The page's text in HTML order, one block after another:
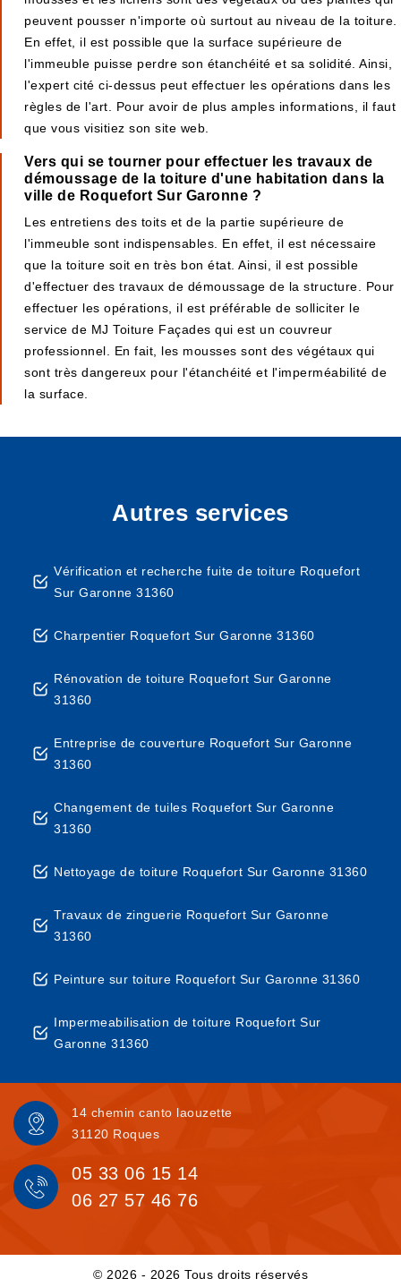
peuvent pousser n'importe où surtout au niveau de la toiture.
En effet, il est possible que la surface supérieure de
l'immeuble puisse perdre son étanchéité et sa solidité. Ainsi,
l'expert cité ci-dessus peut effectuer les opérations dans les
règles de l'art. Pour avoir de plus amples informations, il faut
que vous visitiez son site web.
Vers qui se tourner pour effectuer les travaux de
démoussage de la toiture d'une habitation dans la
ville de Roquefort Sur Garonne ?
Les entretiens des toits et de la partie supérieure de
l'immeuble sont indispensables. En effet, il est nécessaire
que la toiture soit en très bon état. Ainsi, il est possible
d'effectuer des travaux de démoussage de la structure. Pour
effectuer les opérations, il est préférable de solliciter le
service de MJ Toiture Façades qui est un couvreur
professionnel. En fait, les mousses sont des végétaux qui
sont très dangereux pour l'étanchéité et l'imperméabilité de
la surface.
Autres services
Vérification et recherche fuite de toiture Roquefort
Sur Garonne 31360
Charpentier Roquefort Sur Garonne 31360
Rénovation de toiture Roquefort Sur Garonne
31360
Entreprise de couverture Roquefort Sur Garonne
31360
Changement de tuiles Roquefort Sur Garonne
31360
Nettoyage de toiture Roquefort Sur Garonne 31360
Travaux de zinguerie Roquefort Sur Garonne
31360
Peinture sur toiture Roquefort Sur Garonne 31360
Impermeabilisation de toiture Roquefort Sur
Garonne 31360
14 chemin canto laouzette
31120 Roques
05 33 06 15 14
06 27 57 46 76
© 2026 - 2026 Tous droits réservés